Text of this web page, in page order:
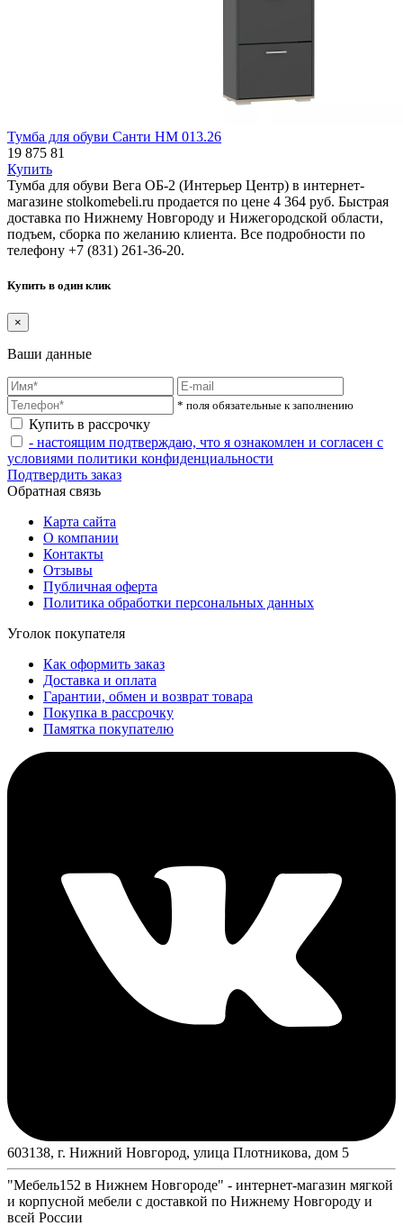
Тумба для обуви Санти НМ 013.26
19 875 81
Купить
Тумба для обуви Вега ОБ-2 (Интерьер Центр) в интернет-
магазине stolkomebeli.ru продается по цене 4 364 руб. Быстрая
доставка по Нижнему Новгороду и Нижегородской области,
подъем, сборка по желанию клиента. Все подробности по
телефону +7 (831) 261-36-20.
Купить в один клик
×
Ваши данные
* поля обязательные к заполнению
Купить в рассрочку
- настоящим подтверждаю, что я ознакомлен и согласен с
условиями политики конфиденциальности
Подтвердить заказ
Обратная связь
Карта сайта
О компании
Контакты
Отзывы
Публичная оферта
Политика обработки персональных данных
Уголок покупателя
Как оформить заказ
Доставка и оплата
Гарантии, обмен и возврат товара
Покупка в рассрочку
Памятка покупателю
603138, г. Нижний Новгород, улица Плотникова, дом 5
"Мебель152 в Нижнем Новгороде" - интернет-магазин мягкой
и корпусной мебели с доставкой по Нижнему Новгороду и
всей России